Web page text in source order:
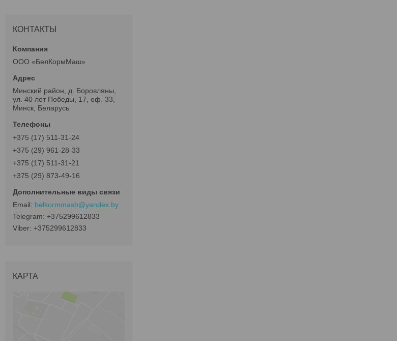
КОНТАКТЫ
ООО «БелКормМаш»
Минский район, д. Боровляны,
ул. 40 лет Победы, 17, оф. 33,
Минск, Беларусь
+375 (17) 511-31-24
+375 (29) 961-28-33
+375 (17) 511-31-21
+375 (29) 873-49-16
belkormmash@yandex.by
+375299612833
+375299612833
КАРТА